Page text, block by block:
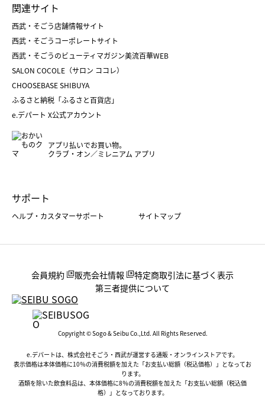
父の日
クリスマスケーキ
ホワイトデー
菓子折り
和菓子
人気のギフト
バレンタイン
ホワイトデー
おせち
フード
ホーム・キッチン＆アート
関連サイト
西武・そごう店舗情報サイト
西武・そごうコーポレートサイト
西武・そごうのビューティマガジン美流百華WEB
SALON COCOLE（サロン ココレ）
CHOOSEBASE SHIBUYA
ふるさと納税「ふるさと百貨店」
e.デパート X公式アカウント
アプリ払いでお買い物。
クラブ・オン／ミレニアム アプリ
サポート
ヘルプ・カスタマーサポート サイトマップ
会員規約 販売会社情報
特定商取引法に基づく表示
第三者提供について
Copyright © Sogo & Seibu Co.,Ltd. All Rights Reserved.
e.デパートは、株式会社そごう・西武が運営する通販・オンラインストアです。
表示価格は本体価格に10％の消費税額を加えた「お支払い総額（税込価格）」となってお
ります。
酒類を除いた飲食料品は、本体価格に8％の消費税額を加えた「お支払い総額（税込価
格）」となっております。